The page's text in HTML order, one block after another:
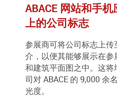
ABACE 网站和手
上的公司标志
参展商可将公司标志上传
介，以便其能够展示在参
和建筑平面图之中。这将
司对 ABACE 的 9,000 余
光度。